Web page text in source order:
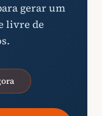
gerar um
livre de